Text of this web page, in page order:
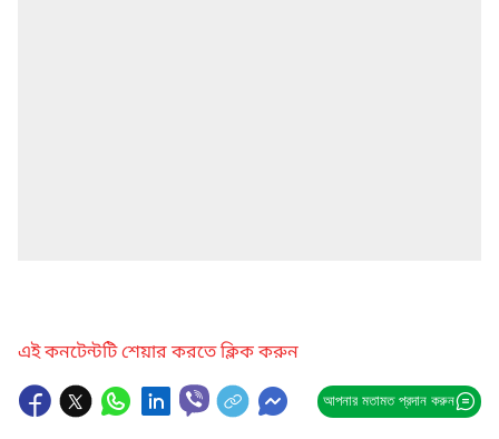
এই কনটেন্টটি শেয়ার করতে ক্লিক করুন
আপনার মতামত প্রদান করুন